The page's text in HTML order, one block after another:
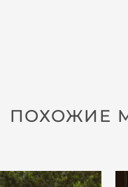
ПОХОЖИЕ